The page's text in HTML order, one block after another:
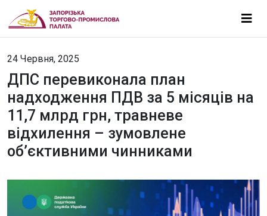
24 Червня, 2025
ДПС перевиконала план
надходження ПДВ за 5 місяців на
11,7 млрд грн, травневе
відхилення – зумовлене
об’єктивними чинниками